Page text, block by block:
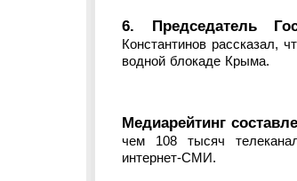
6. Председатель
Константинов рассказал,
водной блокаде Крыма.
Медиарейтинг
чем 108 тысяч
интернет-СМИ.